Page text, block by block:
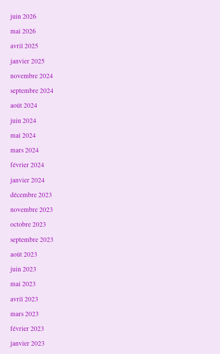
juin 2026
mai 2026
avril 2025
janvier 2025
novembre 2024
septembre 2024
août 2024
juin 2024
mai 2024
mars 2024
février 2024
janvier 2024
décembre 2023
novembre 2023
octobre 2023
septembre 2023
août 2023
juin 2023
mai 2023
avril 2023
mars 2023
février 2023
janvier 2023